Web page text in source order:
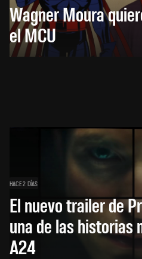
Wagner Moura
el MCU
HACE 2 DÍAS
El nuevo trailer de
una de las historias
A24